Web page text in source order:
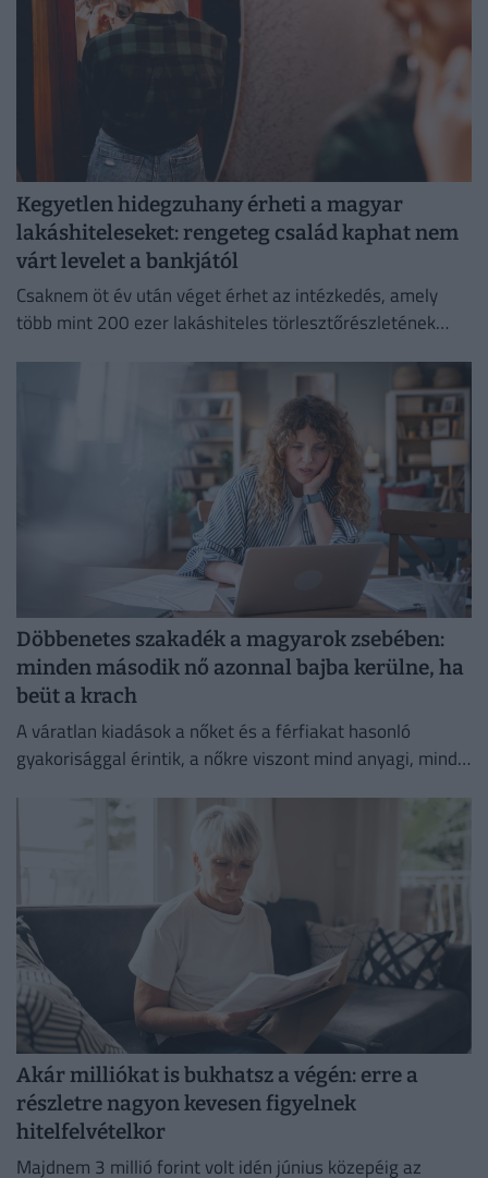
Kegyetlen hidegzuhany érheti a magyar
lakáshiteleseket: rengeteg család kaphat nem
várt levelet a bankjától
Csaknem öt év után véget érhet az intézkedés, amely
több mint 200 ezer lakáshiteles törlesztőrészletének
Döbbenetes szakadék a magyarok zsebében:
minden második nő azonnal bajba kerülne, ha
beüt a krach
A váratlan kiadások a nőket és a férfiakat hasonló
gyakorisággal érintik, a nőkre viszont mind anyagi, mind
Akár milliókat is bukhatsz a végén: erre a
részletre nagyon kevesen figyelnek
hitelfelvételkor
Majdnem 3 millió forint volt idén június közepéig az